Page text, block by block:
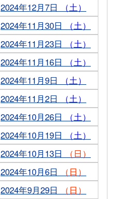
2024年12月7日
（土）
2024年11月30日
（土）
2024年11月23日
（土）
2024年11月16日
（土）
2024年11月9日
（土）
2024年11月2日
（土）
2024年10月26日
（土）
2024年10月19日
（土）
2024年10月13日
（日）
2024年10月6日
（日）
2024年9月29日
（日）